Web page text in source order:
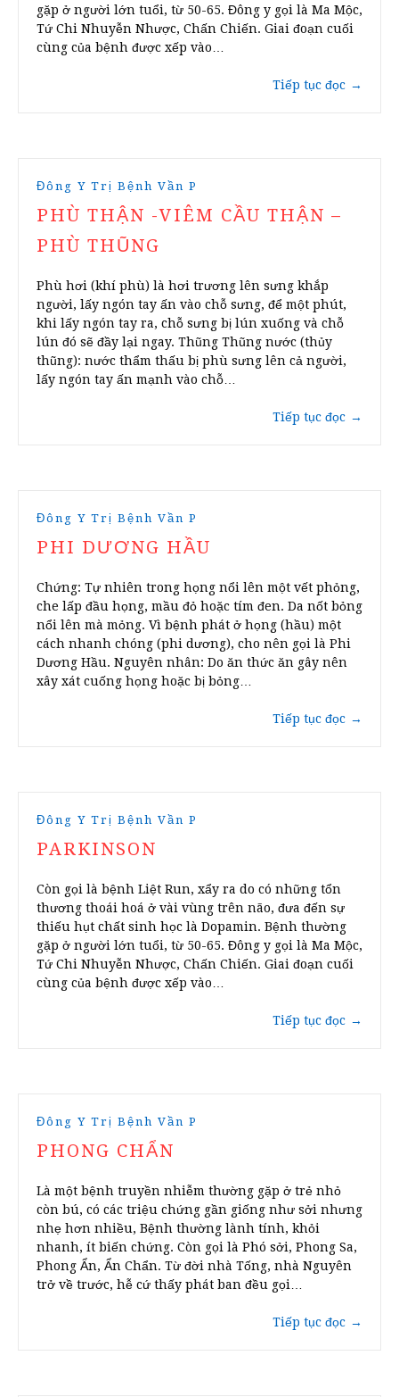
gặp ở người lớn tuổi, từ 50-65. Đông y gọi là Ma Mộc,
Tứ Chi Nhuyễn Nhược, Chấn Chiến. Giai đoạn cuối
cùng của bệnh được xếp vào…
Tiếp tục đọc →
Đông Y Trị Bệnh Vần P
PHÙ THẬN -VIÊM CẦU THẬN –
PHÙ THŨNG
Phù hơi (khí phù) là hơi trương lên sưng khắp
người, lấy ngón tay ấn vào chỗ sưng, để một phút,
khi lấy ngón tay ra, chỗ sưng bị lún xuống và chỗ
lún đó sẽ đầy lại ngay. Thũng Thũng nước (thủy
thũng): nước thẩm thấu bị phù sưng lên cả người,
lấy ngón tay ấn mạnh vào chỗ…
Tiếp tục đọc →
Đông Y Trị Bệnh Vần P
PHI DƯƠNG HẦU
Chứng: Tự nhiên trong họng nổi lên một vết phỏng,
che lấp đầu họng, mầu đỏ hoặc tím đen. Da nốt bỏng
nổi lên mà mỏng. Vì bệnh phát ở họng (hầu) một
cách nhanh chóng (phi dương), cho nên gọi là Phi
Dương Hầu. Nguyên nhân: Do ăn thức ăn gây nên
xây xát cuống họng hoặc bị bỏng…
Tiếp tục đọc →
Đông Y Trị Bệnh Vần P
PARKINSON
Còn gọi là bệnh Liệt Run, xẩy ra do có những tổn
thương thoái hoá ở vài vùng trên não, đưa đến sự
thiếu hụt chất sinh học là Dopamin. Bệnh thường
gặp ở người lớn tuổi, từ 50-65. Đông y gọi là Ma Mộc,
Tứ Chi Nhuyễn Nhược, Chấn Chiến. Giai đoạn cuối
cùng của bệnh được xếp vào…
Tiếp tục đọc →
Đông Y Trị Bệnh Vần P
PHONG CHẨN
Là một bệnh truyền nhiễm thường gặp ở trẻ nhỏ
còn bú, có các triệu chứng gần giống như sởi nhưng
nhẹ hơn nhiều, Bệnh thường lành tính, khỏi
nhanh, ít biến chứng. Còn gọi là Phó sởi, Phong Sa,
Phong Ẩn, Ẩn Chẩn. Từ đời nhà Tống, nhà Nguyên
trở về trước, hễ cứ thấy phát ban đều gọi…
Tiếp tục đọc →